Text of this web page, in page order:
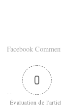
Facebook
0
Évaluation de